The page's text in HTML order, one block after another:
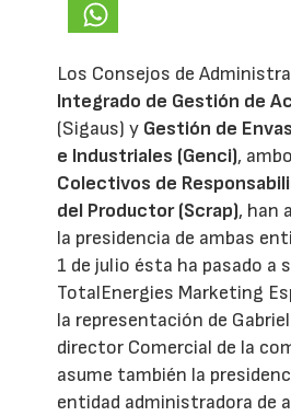
Los Consejos de
Integrado de Gestión de
(Sigaus) y Gestión de
e Industriales (Genci),
Colectivos de
del Productor (Scrap), han
la presidencia de ambas
1 de julio ésta ha pasado a
TotalEnergies Marketing
la representación de
director Comercial de la
asume también la
entidad administradora de